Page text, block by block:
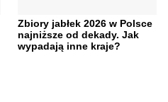
Zbiory jabłek 2026 w Polsce
najniższe od dekady. Jak
wypadają inne kraje?